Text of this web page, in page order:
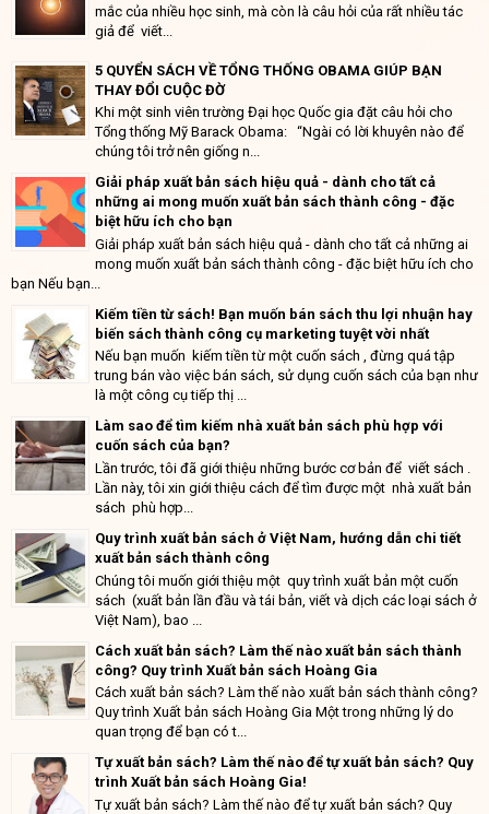
mắc của nhiều học sinh, mà còn là câu hỏi của rất nhiều tác
giả để viết...
5 QUYỂN SÁCH VỀ TỔNG THỐNG OBAMA GIÚP BẠN
THAY ĐỔI CUỘC ĐỜ
Khi một sinh viên trường Đại học Quốc gia đặt câu hỏi cho
Tổng thống Mỹ Barack Obama: “Ngài có lời khuyên nào để
chúng tôi trở nên giống n...
Giải pháp xuất bản sách hiệu quả - dành cho tất cả
những ai mong muốn xuất bản sách thành công - đặc
biệt hữu ích cho bạn
Giải pháp xuất bản sách hiệu quả - dành cho tất cả những ai
mong muốn xuất bản sách thành công - đặc biệt hữu ích cho
bạn Nếu bạn...
Kiếm tiền từ sách! Bạn muốn bán sách thu lợi nhuận hay
biến sách thành công cụ marketing tuyệt vời nhất
Nếu bạn muốn kiếm tiền từ một cuốn sách , đừng quá tập
trung bán vào việc bán sách, sử dụng cuốn sách của bạn như
là một công cụ tiếp thị ...
Làm sao để tìm kiếm nhà xuất bản sách phù hợp với
cuốn sách của bạn?
Lần trước, tôi đã giới thiệu những bước cơ bản để viết sách .
Lần này, tôi xin giới thiệu cách để tìm được một nhà xuất bản
sách phù hợp...
Quy trình xuất bản sách ở Việt Nam, hướng dẫn chi tiết
xuất bản sách thành công
Chúng tôi muốn giới thiệu một quy trình xuất bản một cuốn
sách (xuất bản lần đầu và tái bản, viết và dịch các loại sách ở
Việt Nam), bao ...
Cách xuất bản sách? Làm thế nào xuất bản sách thành
công? Quy trình Xuất bản sách Hoàng Gia
Cách xuất bản sách? Làm thế nào xuất bản sách thành công?
Quy trình Xuất bản sách Hoàng Gia Một trong những lý do
quan trọng để bạn có t...
Tự xuất bản sách? Làm thế nào để tự xuất bản sách? Quy
trình Xuất bản sách Hoàng Gia!
Tự xuất bản sách? Làm thế nào để tự xuất bản sách? Quy